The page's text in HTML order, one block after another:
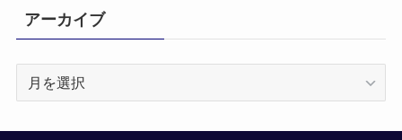
アーカイブ